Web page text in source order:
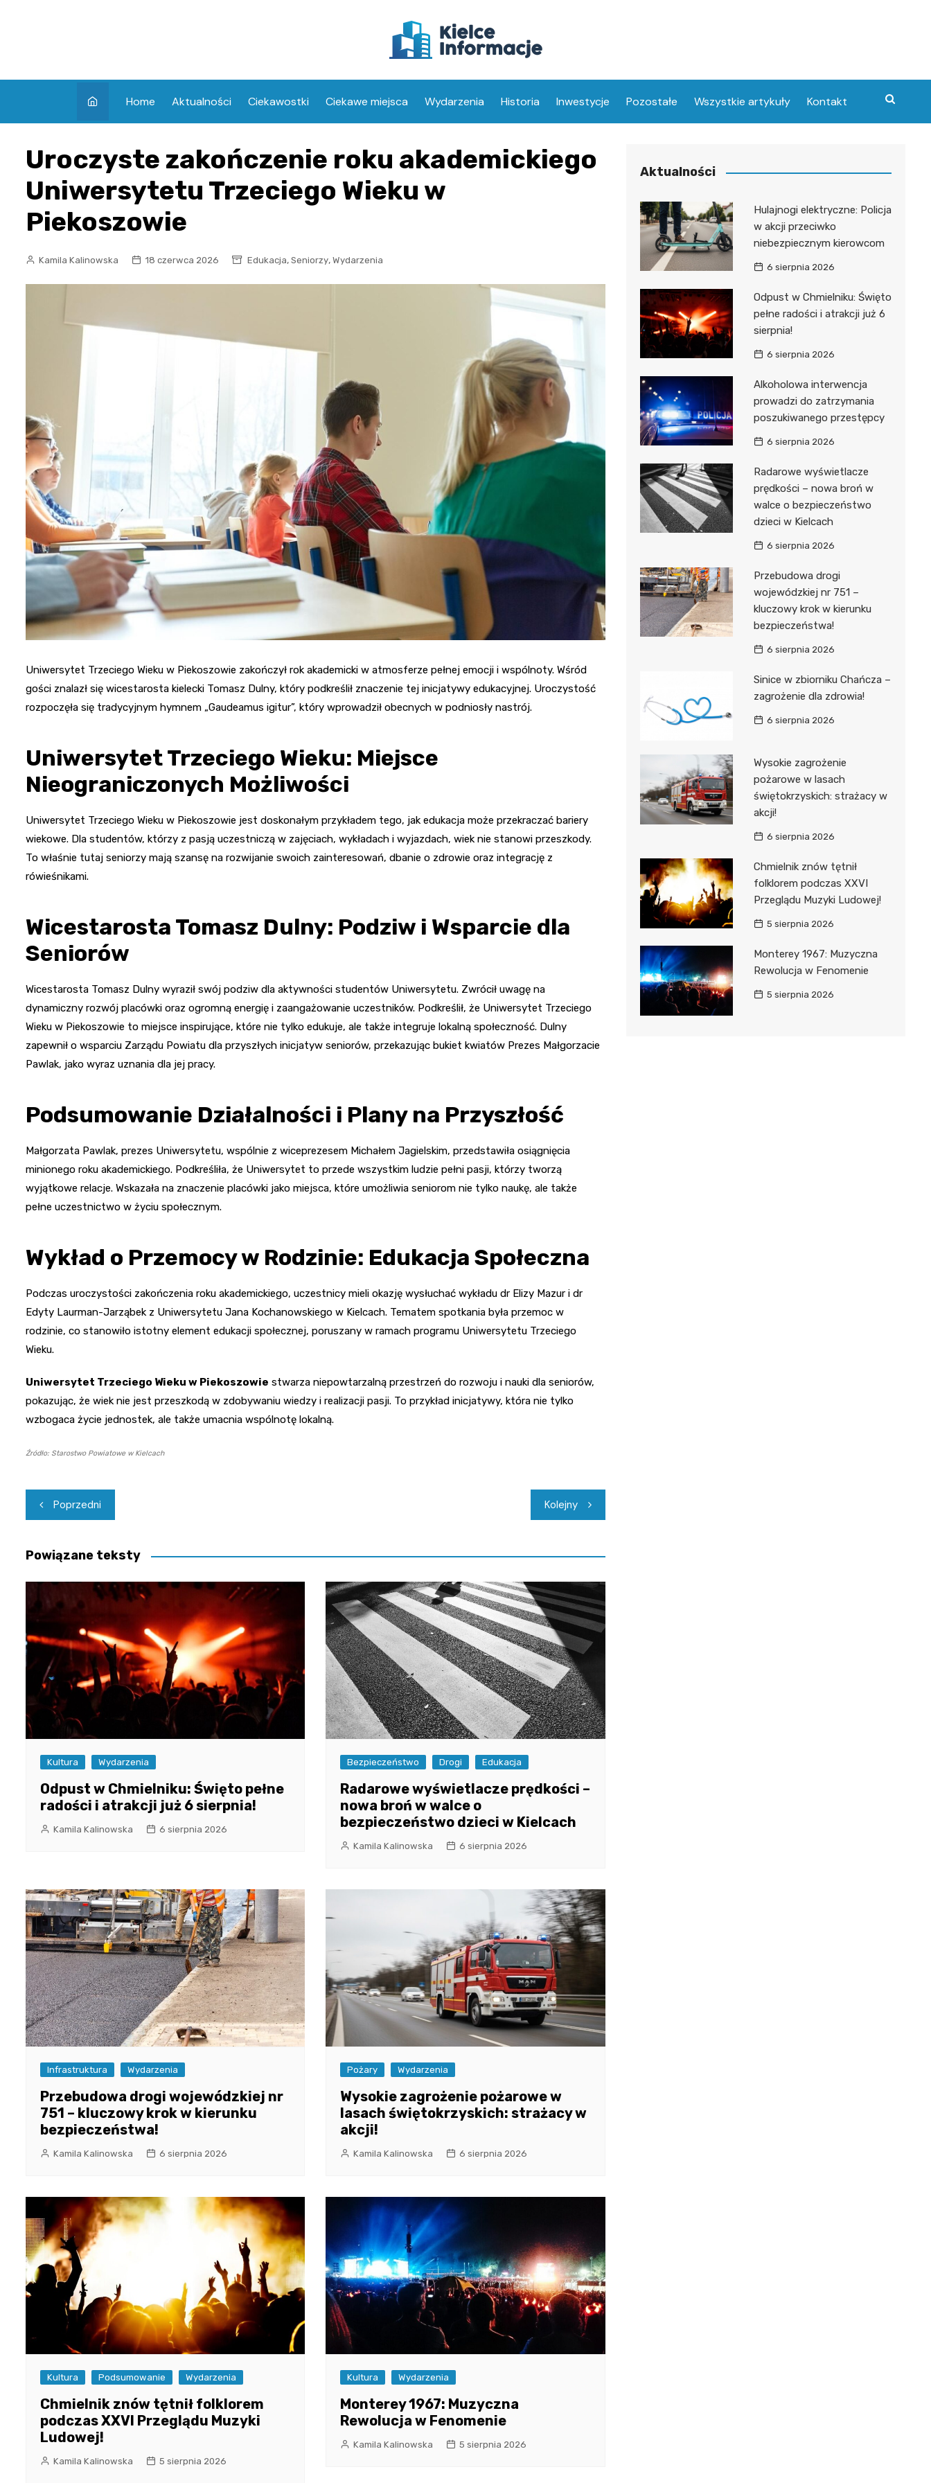
Home Aktualności Ciekawostki Ciekawe miejsca Wydarzenia Historia Inwestycje Pozostałe Wszystkie artykuły Kontakt
Uroczyste zakończenie roku akademickiego
Uniwersytetu Trzeciego Wieku w
Piekoszowie
Kamila Kalinowska 18 czerwca 2026 Edukacja, Seniorzy, Wydarzenia
Uniwersytet Trzeciego Wieku w Piekoszowie zakończył rok akademicki w atmosferze pełnej emocji i wspólnoty. Wśród
gości znalazł się wicestarosta kielecki Tomasz Dulny, który podkreślił znaczenie tej inicjatywy edukacyjnej. Uroczystość
rozpoczęła się tradycyjnym hymnem „Gaudeamus igitur”, który wprowadził obecnych w podniosły nastrój.
Uniwersytet Trzeciego Wieku: Miejsce
Nieograniczonych Możliwości
Uniwersytet Trzeciego Wieku w Piekoszowie jest doskonałym przykładem tego, jak edukacja może przekraczać bariery
wiekowe. Dla studentów, którzy z pasją uczestniczą w zajęciach, wykładach i wyjazdach, wiek nie stanowi przeszkody.
To właśnie tutaj seniorzy mają szansę na rozwijanie swoich zainteresowań, dbanie o zdrowie oraz integrację z
rówieśnikami.
Wicestarosta Tomasz Dulny: Podziw i Wsparcie dla
Seniorów
Wicestarosta Tomasz Dulny wyraził swój podziw dla aktywności studentów Uniwersytetu. Zwrócił uwagę na
dynamiczny rozwój placówki oraz ogromną energię i zaangażowanie uczestników. Podkreślił, że Uniwersytet Trzeciego
Wieku w Piekoszowie to miejsce inspirujące, które nie tylko edukuje, ale także integruje lokalną społeczność. Dulny
zapewnił o wsparciu Zarządu Powiatu dla przyszłych inicjatyw seniorów, przekazując bukiet kwiatów Prezes Małgorzacie
Pawlak, jako wyraz uznania dla jej pracy.
Podsumowanie Działalności i Plany na Przyszłość
Małgorzata Pawlak, prezes Uniwersytetu, wspólnie z wiceprezesem Michałem Jagielskim, przedstawiła osiągnięcia
minionego roku akademickiego. Podkreśliła, że Uniwersytet to przede wszystkim ludzie pełni pasji, którzy tworzą
wyjątkowe relacje. Wskazała na znaczenie placówki jako miejsca, które umożliwia seniorom nie tylko naukę, ale także
pełne uczestnictwo w życiu społecznym.
Wykład o Przemocy w Rodzinie: Edukacja Społeczna
Podczas uroczystości zakończenia roku akademickiego, uczestnicy mieli okazję wysłuchać wykładu dr Elizy Mazur i dr
Edyty Laurman-Jarząbek z Uniwersytetu Jana Kochanowskiego w Kielcach. Tematem spotkania była przemoc w
rodzinie, co stanowiło istotny element edukacji społecznej, poruszany w ramach programu Uniwersytetu Trzeciego
Wieku.
Uniwersytet Trzeciego Wieku w Piekoszowie stwarza niepowtarzalną przestrzeń do rozwoju i nauki dla seniorów,
pokazując, że wiek nie jest przeszkodą w zdobywaniu wiedzy i realizacji pasji. To przykład inicjatywy, która nie tylko
wzbogaca życie jednostek, ale także umacnia wspólnotę lokalną.
Źródło: Starostwo Powiatowe w Kielcach
Nawigacja
wpisu
Poprzedni Kolejny
Powiązane teksty
Kultura Wydarzenia
Odpust w Chmielniku: Święto pełne
radości i atrakcji już 6 sierpnia!
Kamila Kalinowska 6 sierpnia 2026
Bezpieczeństwo Drogi Edukacja
Radarowe wyświetlacze prędkości –
nowa broń w walce o
bezpieczeństwo dzieci w Kielcach
Kamila Kalinowska 6 sierpnia 2026
Infrastruktura Wydarzenia
Przebudowa drogi wojewódzkiej nr
751 – kluczowy krok w kierunku
bezpieczeństwa!
Kamila Kalinowska 6 sierpnia 2026
Pożary Wydarzenia
Wysokie zagrożenie pożarowe w
lasach świętokrzyskich: strażacy w
akcji!
Kamila Kalinowska 6 sierpnia 2026
Kultura Podsumowanie Wydarzenia
Chmielnik znów tętnił folklorem
podczas XXVI Przeglądu Muzyki
Ludowej!
Kamila Kalinowska 5 sierpnia 2026
Kultura Wydarzenia
Monterey 1967: Muzyczna
Rewolucja w Fenomenie
Kamila Kalinowska 5 sierpnia 2026
Aktualności
Hulajnogi elektryczne: Policja
w akcji przeciwko
niebezpiecznym kierowcom
6 sierpnia 2026
Odpust w Chmielniku: Święto
pełne radości i atrakcji już 6
sierpnia!
6 sierpnia 2026
Alkoholowa interwencja
prowadzi do zatrzymania
poszukiwanego przestępcy
6 sierpnia 2026
Radarowe wyświetlacze
prędkości – nowa broń w
walce o bezpieczeństwo
dzieci w Kielcach
6 sierpnia 2026
Przebudowa drogi
wojewódzkiej nr 751 –
kluczowy krok w kierunku
bezpieczeństwa!
6 sierpnia 2026
Sinice w zbiorniku Chańcza –
zagrożenie dla zdrowia!
6 sierpnia 2026
Wysokie zagrożenie
pożarowe w lasach
świętokrzyskich: strażacy w
akcji!
6 sierpnia 2026
Chmielnik znów tętnił
folklorem podczas XXVI
Przeglądu Muzyki Ludowej!
5 sierpnia 2026
Monterey 1967: Muzyczna
Rewolucja w Fenomenie
5 sierpnia 2026